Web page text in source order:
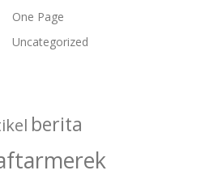
One Page
Uncategorized
berita